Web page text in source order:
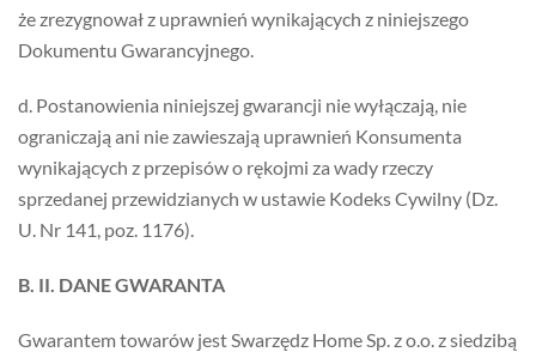
że zrezygnował z uprawnień wynikających z niniejszego
Dokumentu Gwarancyjnego.
d. Postanowienia niniejszej gwarancji nie wyłączają, nie
ograniczają ani nie zawieszają uprawnień Konsumenta
wynikających z przepisów o rękojmi za wady rzeczy
sprzedanej przewidzianych w ustawie Kodeks Cywilny (Dz.
U. Nr 141, poz. 1176).
B. II. DANE GWARANTA
Gwarantem towarów jest Swarzędz Home Sp. z o.o. z siedzibą